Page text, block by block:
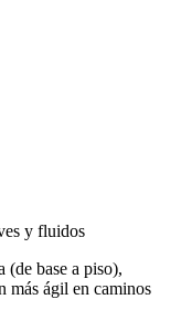
y fluidos
(de base a piso),
más ágil en caminos